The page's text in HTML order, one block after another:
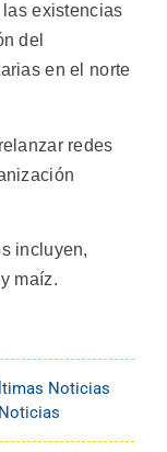
existencias
del
en el norte
redes
incluyen,
maíz.
Noticias